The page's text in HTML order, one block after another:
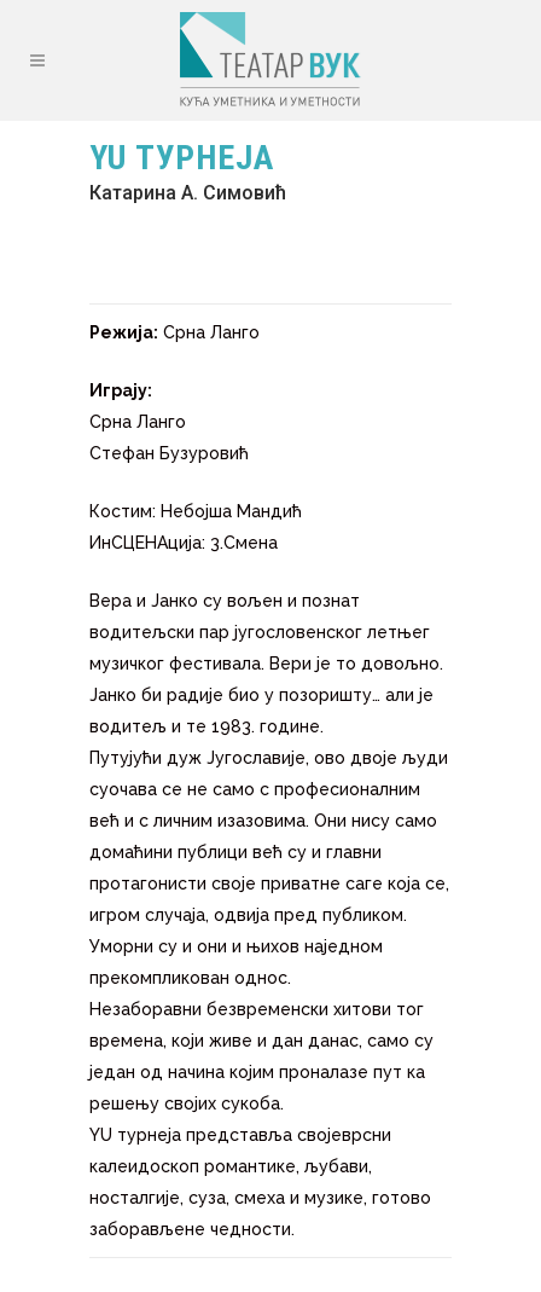
YU ТУРНЕЈА
Катарина А. Симовић
Режија: Срна Ланго
Играју:
Срна Ланго
Стефан Бузуровић
Костим: Небојша Мандић
ИнСЦЕНАција: 3.Смена
Вера и Јанко су вољен и познат
водитељски пар југословенског летњег
музичког фестивала. Вери је то довољно.
Јанко би радије био у позоришту… али је
водитељ и те 1983. године.
Путујући дуж Југославије, ово двоје људи
суочава се не само с професионалним
већ и с личним изазовима. Они нису само
домаћини публици већ су и главни
протагонисти своје приватне саге која се,
игром случаја, одвија пред публиком.
Уморни су и они и њихов наједном
прекомпликован однос.
Незаборавни безвременски хитови тог
времена, који живе и дан данас, само су
један од начина којим проналазе пут ка
решењу својих сукоба.
YU турнеја представља својеврсни
калеидоскоп романтике, љубави,
носталгије, суза, смеха и музике, готово
заборављене чедности.